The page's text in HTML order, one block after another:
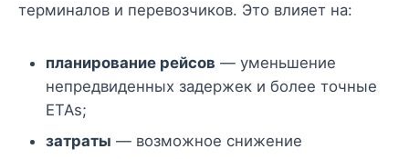
терминалов и перевозчиков. Это влияет на:
планирование рейсов — уменьшение
непредвиденных задержек и более точные
ETAs;
затраты — возможное снижение